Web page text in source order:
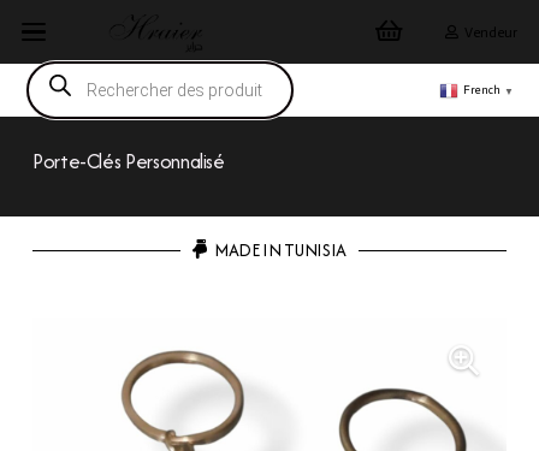
Vendeur
Recherche
de
produits
French ▼
Porte-Clés Personnalisé
MADE IN TUNISIA